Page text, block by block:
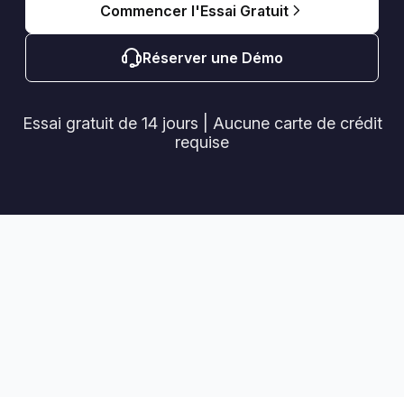
Commencer l'Essai Gratuit
Réserver une Démo
Essai gratuit de 14 jours | Aucune carte de crédit
requise